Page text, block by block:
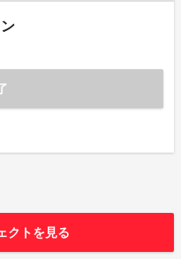
クトを見る